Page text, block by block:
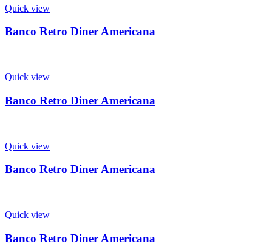
Quick view
Banco Retro Diner Americana
Quick view
Banco Retro Diner Americana
Quick view
Banco Retro Diner Americana
Quick view
Banco Retro Diner Americana